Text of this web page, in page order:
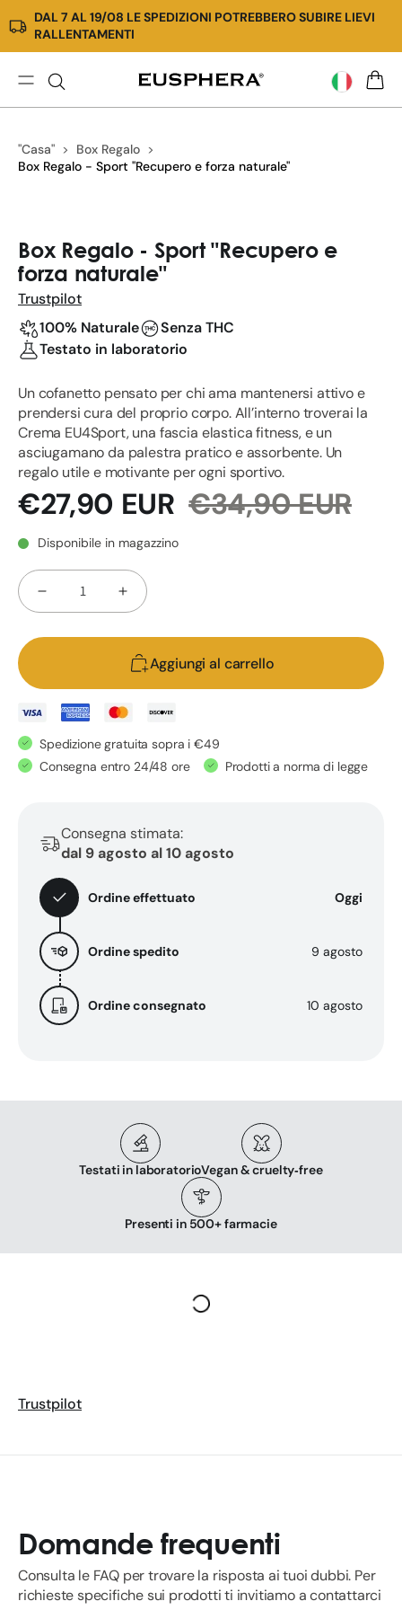
Vai
direttamente
ai
contenuti
DAL 7 AL 19/08 LE SPEDIZIONI POTREBBERO SUBIRE LIEVI
RALLENTAMENTI
Sport
"Recupero
"Casa"
Box Regalo
Box Regalo - Sport "Recupero e forza naturale"
alle
informazioni
sul
prodotto
Box Regalo - Sport "Recupero e
forza naturale"
Trustpilot
100% Naturale
Senza THC
Testato in laboratorio
Un cofanetto pensato per chi ama mantenersi attivo e
prendersi cura del proprio corpo. All’interno troverai la
Crema EU4Sport, una fascia elastica fitness, e un
asciugamano da palestra pratico e assorbente. Un
regalo utile e motivante per ogni sportivo.
Prezzo
scontato
€27,90 EUR
Prezzo
di
€34,90 EUR
Disponibile in magazzino
Diminuisci
Regalo
-
Sport
&quot;Recupero
naturale&quot;
Aumenta
Box
Regalo
-
Sport
&quot;Recupero
naturale&quot;
Aggiungi al carrello
Spedizione gratuita sopra i €49
Consegna entro 24/48 ore
Prodotti a norma di legge
Consegna stimata:
dal 9 agosto al 10 agosto
Ordine effettuato Oggi
Ordine spedito 9 agosto
Ordine consegnato 10 agosto
Testati in laboratorioVegan & cruelty‑free
Presenti in 500+ farmacie
Trustpilot
Domande frequenti
Consulta le FAQ per trovare la risposta ai tuoi dubbi. Per
richieste specifiche sui prodotti ti invitiamo a contattarci